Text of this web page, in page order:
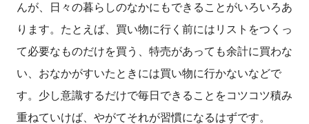
んが、日々の暮らしのなかにもできることがいろいろあ
ります。たとえば、買い物に行く前にはリストをつくっ
て必要なものだけを買う、特売があっても余計に買わな
い、おなかがすいたときには買い物に行かないなどで
す。少し意識するだけで毎日できることをコツコツ積み
重ねていけば、やがてそれが習慣になるはずです。